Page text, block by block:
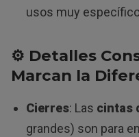
usos muy
⚙️ Detalles
Marcan la
Cierres: Las cintas
grandes) son para